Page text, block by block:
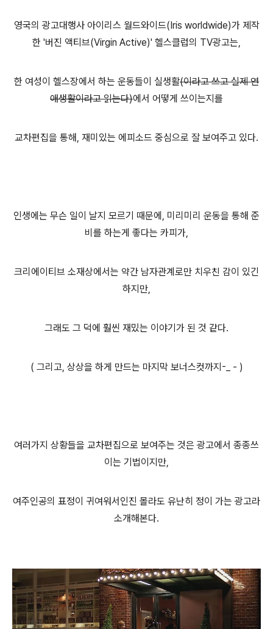
영국의 광고대행사 아이리스 월드와이드(Iris worldwide)가 제작
한 '버진 액티브(Virgin Active)' 헬스클럽의 TV광고는,
한 여성이 헬스장에서 하는 운동들이 실생활(이라고 쓰고 실제 연
애생활이라고 읽는다)에서 어떻게 쓰이는지를
교차편집을 통해, 재미있는 에피소드 중심으로 잘 보여주고 있다.
인생에는 무슨 일이 날지 모르기 때문에, 미리미리 운동을 통해 준
비를 하는게 좋다는 카피가,
크리에이티브 소재상에서는 약간 남자관계로만 치우친 감이 있긴
하지만,
그래도 그 덕에 훨씬 재밌는 이야기가 된 것 같다.
( 그리고, 상상을 하게 만드는 마지막 보너스컷까지-_ - )
여러가지 상황들을 교차편집으로 보여주는 것은 광고에서 종종쓰
이는 기법이지만,
여주인공의 표정이 귀여워서인진 몰라도 유난히 정이 가는 광고라
소개해본다.